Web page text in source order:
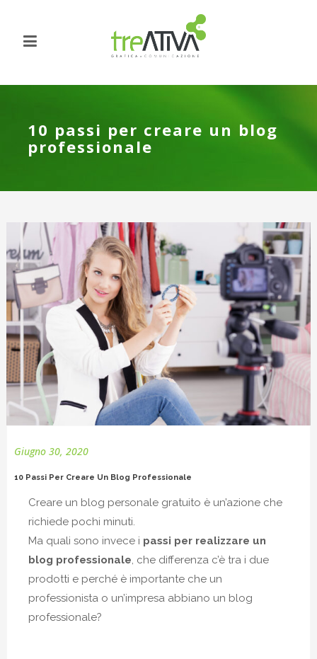
10 passi per creare un blog
professionale
Giugno 30, 2020
10 Passi Per Creare Un Blog Professionale
Creare un blog personale gratuito è un’azione che
richiede pochi minuti.
Ma quali sono invece i passi per realizzare un
blog professionale, che differenza c’è tra i due
prodotti e perché è importante che un
professionista o un’impresa abbiano un blog
professionale?